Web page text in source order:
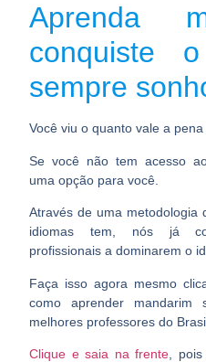
Aprenda
conquiste
sempre
Você viu o quanto vale a
Se você não tem acesso
uma opção para você.
Através de uma metodologia
idiomas tem, nós já
profissionais a dominarem o
Faça isso agora mesmo
como aprender
melhores professores do
Clique e saia na frente ,